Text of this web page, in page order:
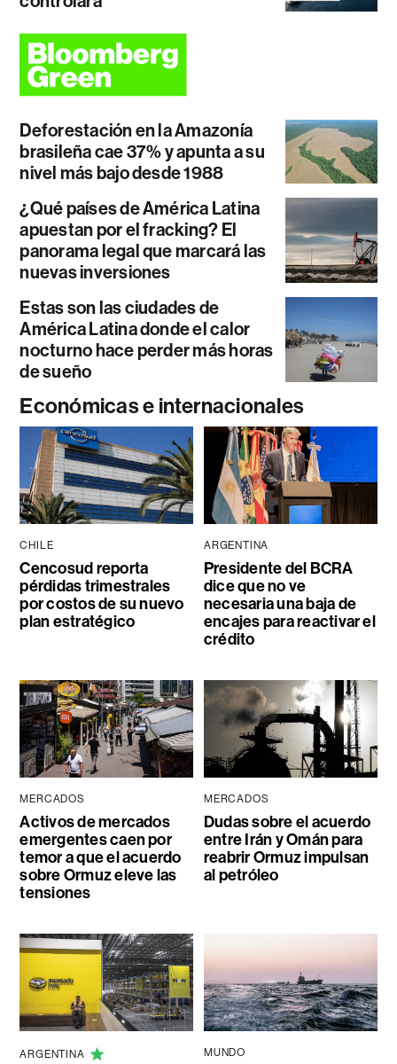
Deforestación en la Amazonía
brasileña cae 37% y apunta a su
nivel más bajo desde 1988
¿Qué países de América Latina
apuestan por el fracking? El
panorama legal que marcará las
nuevas inversiones
Estas son las ciudades de
América Latina donde el calor
nocturno hace perder más horas
de sueño
Económicas e internacionales
CHILE
Cencosud reporta
pérdidas trimestrales
por costos de su nuevo
plan estratégico
ARGENTINA
Presidente del BCRA
dice que no ve
necesaria una baja de
encajes para reactivar el
crédito
MERCADOS
Activos de mercados
emergentes caen por
temor a que el acuerdo
sobre Ormuz eleve las
tensiones
MERCADOS
Dudas sobre el acuerdo
entre Irán y Omán para
reabrir Ormuz impulsan
al petróleo
ARGENTINA MUNDO